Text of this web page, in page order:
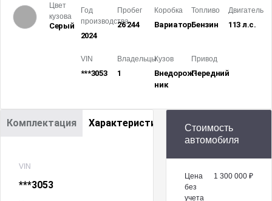
Цвет
кузова
Серый
Год
производства
2024
Пробег
26 244
Коробка
Вариатор
Топливо
Бензин
Двигатель
113 л.с.
VIN
***3053
Владельцы
1
Кузов
Внедорож­
ник
Привод
Передний
Комплектация Характеристики
VIN
***3053
Стоимость
автомобиля
Цена
без
учета
1 300 000 ₽